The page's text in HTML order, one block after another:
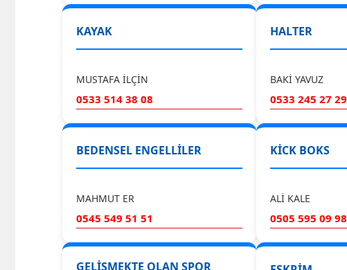
KAYAK
MUSTAFA İLÇİN
0533 514 38 08
HALTER
BAKİ YAVUZ
0533 245 27 29
BEDENSEL ENGELLİLER
MAHMUT ER
0545 549 51 51
KİCK BOKS
ALİ KALE
0505 595 09 98
GELİŞMEKTE OLAN SPOR